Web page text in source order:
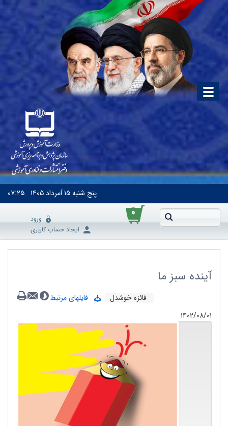
پنج شنبه۱۵ اَمرداد ۱۴۰۵ ۰۷:۲۵
۰
ورود
ایجاد حساب کاربری
آینده سبز ما
فائزه خوشدل
فایلهای مرتبط
۱۴۰۲/۰۸/۰۱